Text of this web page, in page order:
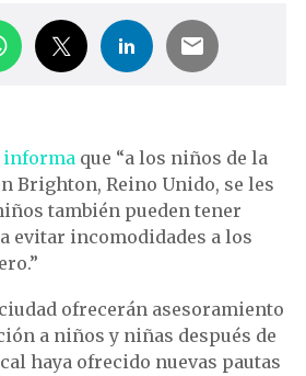
informa que “a los niños de la
Brighton, Reino Unido, se les
también pueden tener
evitar incomodidades a los
ofrecerán asesoramiento
a niños y niñas después de
haya ofrecido nuevas pautas